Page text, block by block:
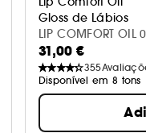
Gloss de Lábios
LIP COMFORT OIL
31,00 €
355
Disponível em 8 tons